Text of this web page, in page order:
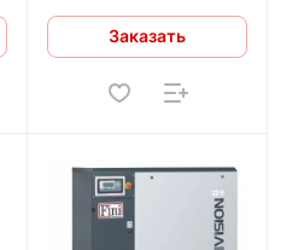
Заказать